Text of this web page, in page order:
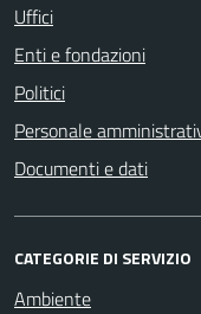
Uffici
Enti e fondazioni
Politici
Personale
Documenti e dati
CATEGORIE DI SERVIZIO
Ambiente